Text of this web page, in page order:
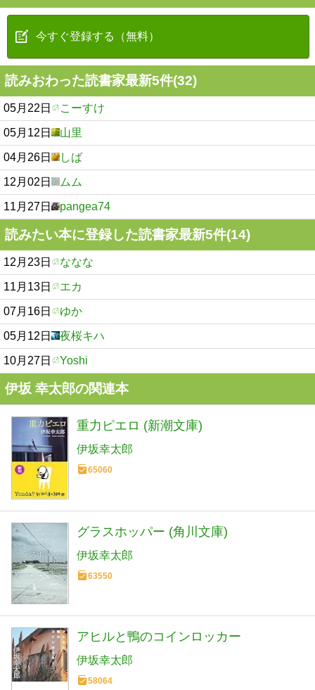
今すぐ登録する（無料）
読みおわった読書家最新5件(32)
05月22日 こーすけ
05月12日 山里
04月26日 しば
12月02日 ムム
11月27日 pangea74
読みたい本に登録した読書家最新5件(14)
12月23日 ななな
11月13日 エカ
07月16日 ゆか
05月12日 夜桜キハ
10月27日 Yoshi
伊坂 幸太郎の関連本
重力ピエロ (新潮文庫)
伊坂幸太郎
65060
グラスホッパー (角川文庫)
伊坂幸太郎
63550
アヒルと鴨のコインロッカー
伊坂幸太郎
58064